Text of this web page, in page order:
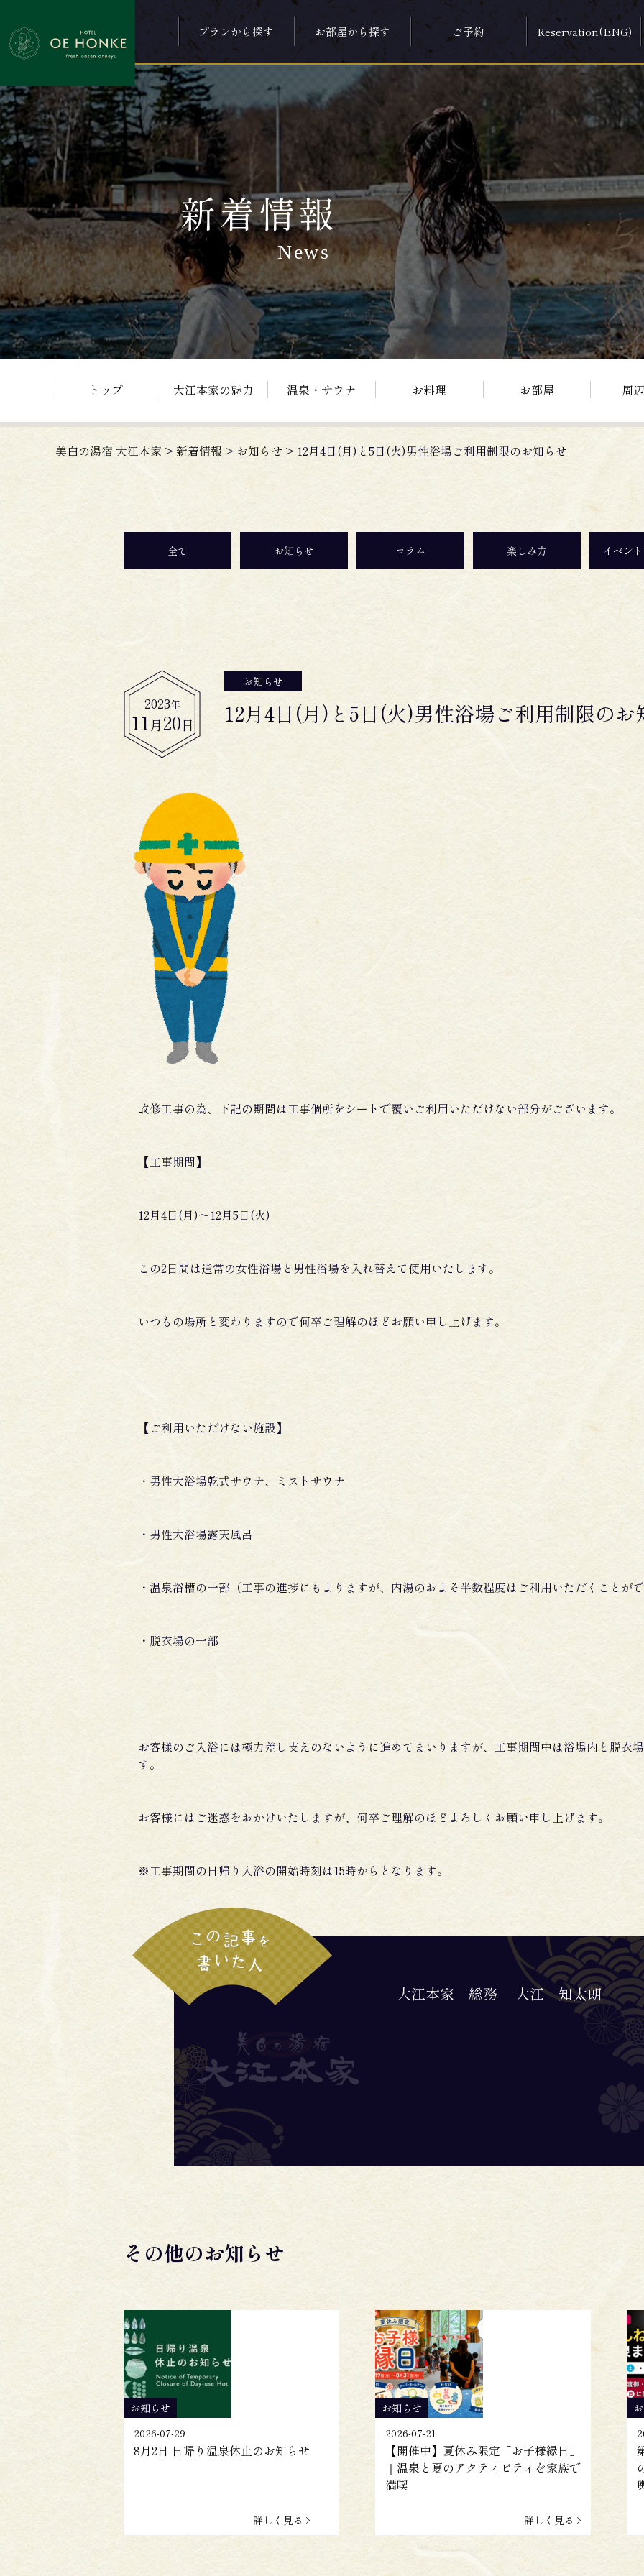
プランから探す お部屋から探す ご予約 Reservation(ENG)
新着情報
News
トップ 大江本家の魅力 温泉・サウナ お料理 お部屋 周
美白の湯宿 大江本家 > 新着情報 > お知らせ > 12月4日(月)と5日(火)男性浴場ご利用制限のお知らせ
全て お知らせ コラム 楽しみ方 イベン
2023年
11 月20日
お知らせ
12月4日(月)と5日(火)男性浴場ご利用制限のお
改修工事の為、下記の期間は工事個所をシートで覆いご利用いただけない部分がございます。
【工事期間】
12月4日(月)～12月5日(火)
この2日間は通常の女性浴場と男性浴場を入れ替えて使用いたします。
いつもの場所と変わりますので何卒ご理解のほどお願い申し上げます。
【ご利用いただけない施設】
・男性大浴場乾式サウナ、ミストサウナ
・男性大浴場露天風呂
・温泉浴槽の一部（工事の進捗にもよりますが、内湯のおよそ半数程度はご利用いただくことが
・脱衣場の一部
お客様のご入浴には極力差し支えのないように進めてまいりますが、工事期間中は浴場内と脱衣
す。
お客様にはご迷惑をおかけいたしますが、何卒ご理解のほどよろしくお願い申し上げます。
※工事期間の日帰り入浴の開始時刻は15時からとなります。
大江本家 総務 大江 知太朗
その他のお知らせ
お知らせ
2026-07-29
8月2日 日帰り温泉休止のお知らせ
詳しく見る
お知らせ
2026-07-21
【開催中】夏休み限定「お子様縁日」
｜温泉と夏のアクティビティを家族で
満喫
詳しく見る